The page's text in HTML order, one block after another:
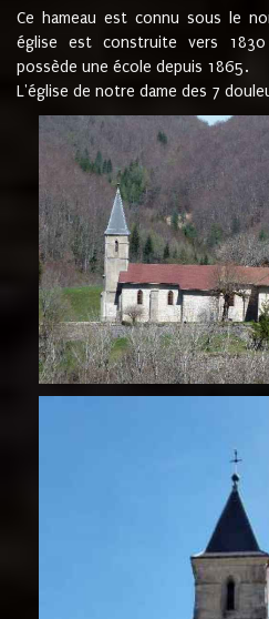
Ce hameau est connu sous le
église est construite vers
possède une école depuis 1865.
L'église de notre dame des 7